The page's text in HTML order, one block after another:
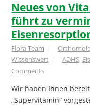
Neues von
führt zu
Flora Team
Wissenswert
ADHS,
Comments
Wir haben Ihnen
„Supervitamin“